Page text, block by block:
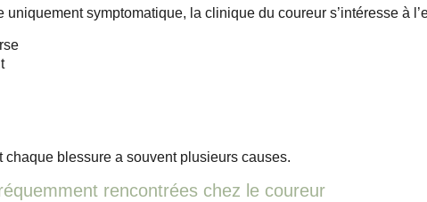
symptomatique, la clinique du coureur s’intéresse à
blessure a souvent plusieurs causes.
rencontrées chez le coureur